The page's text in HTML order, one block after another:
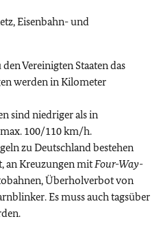
Eisenbahn- und
Vereinigten Staaten das
werden in Kilometer
sind niedriger als in
100/110 km/h.
zu Deutschland bestehen
an Kreuzungen mitFour-Way-
Überholverbot von
Es muss auch tagsüber